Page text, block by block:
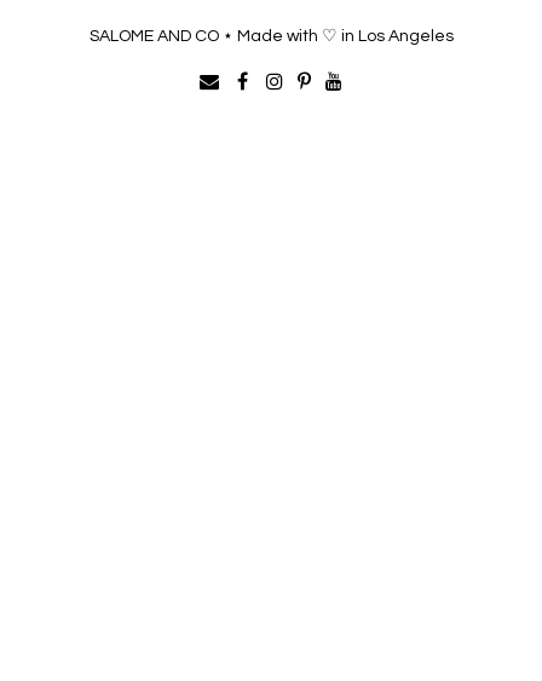
SALOME AND CO ⋆ Made with ♡ in Los Angeles